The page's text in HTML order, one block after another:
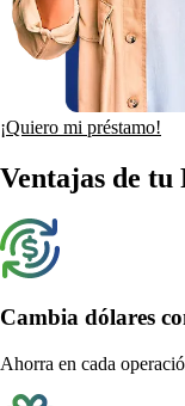
¡Quiero mi préstamo!
Ventajas de tu
Cambia
Ahorra en